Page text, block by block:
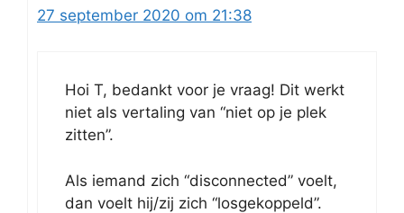
27 september 2020 om 21:38
Hoi T, bedankt voor je vraag! Dit werkt
niet als vertaling van “niet op je plek
zitten”.
Als iemand zich “disconnected” voelt,
dan voelt hij/zij zich “losgekoppeld”.